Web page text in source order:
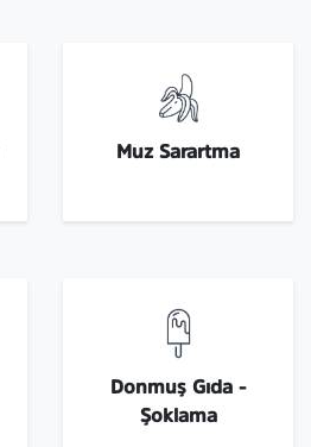
Muz Sarartma
Donmuş Gıda -
Şoklama